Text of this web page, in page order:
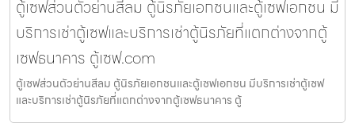
ตู้เซฟส่วนตัวย่านสีลม ตู้นิรภัยเอกชนและตู้เซฟเอกชน มี
บริการเช่าตู้เซฟและบริการเช่าตู้นิรภัยที่แตกต่างจากตู้
เซฟธนาคาร ตู้เซฟ.com
ตู้เซฟส่วนตัวย่านสีลม ตู้นิรภัยเอกชนและตู้เซฟเอกชน มีบริการเช่าตู้เซฟ
และบริการเช่าตู้นิรภัยที่แตกต่างจากตู้เซฟธนาคาร ตู้